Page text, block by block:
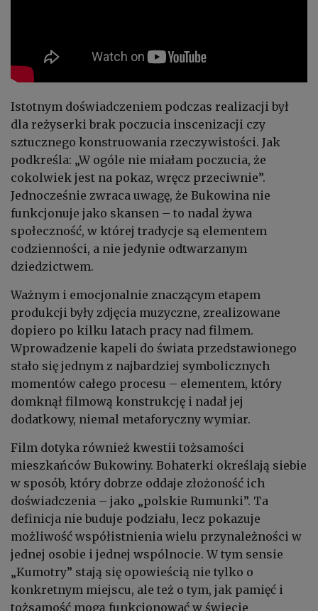
Istotnym doświadczeniem podczas realizacji był
dla reżyserki brak poczucia inscenizacji czy
sztucznego konstruowania rzeczywistości. Jak
podkreśla: „W ogóle nie miałam poczucia, że
cokolwiek jest na pokaz, wręcz przeciwnie”.
Jednocześnie zwraca uwagę, że Bukowina nie
funkcjonuje jako skansen – to nadal żywa
społeczność, w której tradycje są elementem
codzienności, a nie jedynie odtwarzanym
dziedzictwem.
Ważnym i emocjonalnie znaczącym etapem
produkcji były zdjęcia muzyczne, zrealizowane
dopiero po kilku latach pracy nad filmem.
Wprowadzenie kapeli do świata przedstawionego
stało się jednym z najbardziej symbolicznych
momentów całego procesu – elementem, który
domknął filmową konstrukcję i nadał jej
dodatkowy, niemal metaforyczny wymiar.
Film dotyka również kwestii tożsamości
mieszkańców Bukowiny. Bohaterki określają siebie
w sposób, który dobrze oddaje złożoność ich
doświadczenia – jako „polskie Rumunki”. Ta
definicja nie buduje podziału, lecz pokazuje
możliwość współistnienia wielu przynależności w
jednej osobie i jednej wspólnocie. W tym sensie
„Kumotry” stają się opowieścią nie tylko o
konkretnym miejscu, ale też o tym, jak pamięć i
tożsamość mogą funkcjonować w świecie